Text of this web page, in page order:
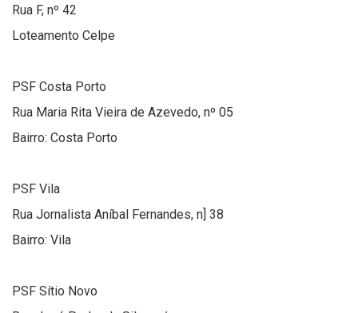
Rua F, nº 42
Loteamento Celpe
PSF Costa Porto
Rua Maria Rita Vieira de Azevedo, nº 05
Bairro: Costa Porto
PSF Vila
Rua Jornalista Aníbal Fernandes, n] 38
Bairro: Vila
PSF Sítio Novo